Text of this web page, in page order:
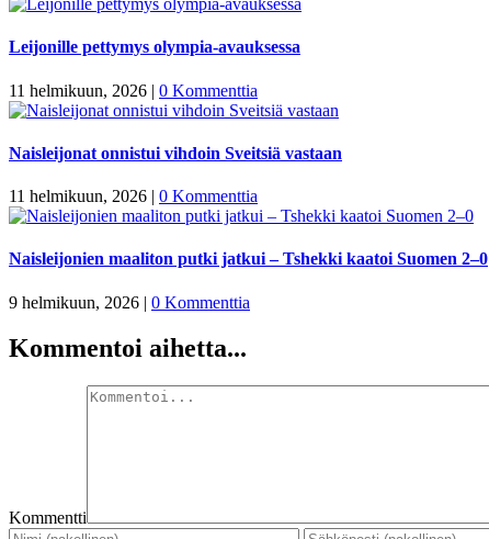
Leijonille pettymys olympia-avauksessa
11 helmikuun, 2026 | 0 Kommenttia
Naisleijonat onnistui vihdoin Sveitsiä vastaan
11 helmikuun, 2026 | 0 Kommenttia
Naisleijonien maaliton putki jatkui – Tshekki kaatoi Suomen 2–0
9 helmikuun, 2026 | 0 Kommenttia
Kommentoi aihetta...
Kommentti